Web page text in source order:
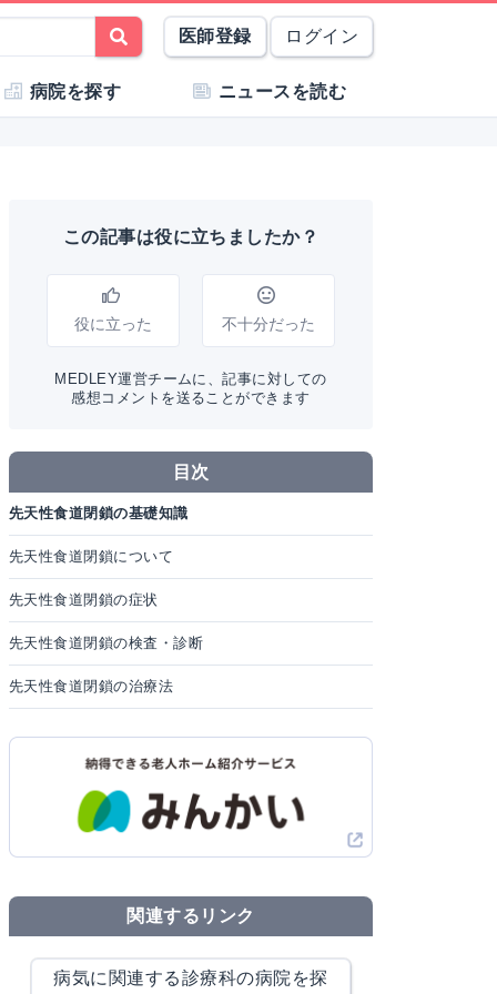
医師登録 ログイン
病院を探す ニュースを読む
この記事は役に立ちましたか？
役に立った 不十分だった
MEDLEY運営チームに、記事に対しての
感想コメントを送ることができます
目次
先天性食道閉鎖の基礎知識
先天性食道閉鎖について
先天性食道閉鎖の症状
先天性食道閉鎖の検査・診断
先天性食道閉鎖の治療法
関連するリンク
病気に関連する診療科の病院を探